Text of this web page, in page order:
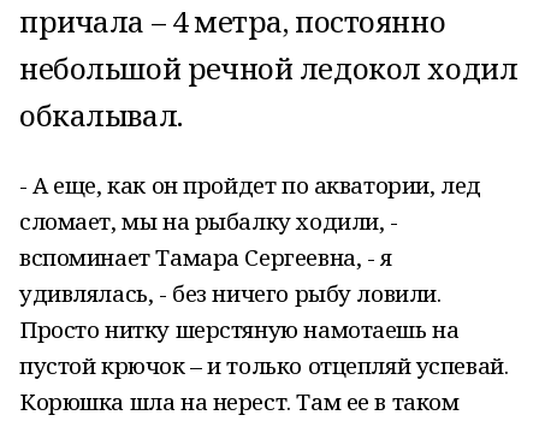
причала – 4 метра, постоянно
небольшой речной ледокол ходил
обкалывал.
- А еще, как он пройдет по акватории, лед
сломает, мы на рыбалку ходили, -
вспоминает Тамара Сергеевна, - я
удивлялась, - без ничего рыбу ловили.
Просто нитку шерстяную намотаешь на
пустой крючок – и только отцепляй успевай.
Корюшка шла на нерест. Там ее в таком